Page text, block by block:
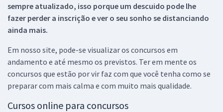
sempre atualizado, isso porque um descuido pode lhe
fazer perder a inscrição e ver o seu sonho se distanciando
ainda mais.
Em nosso site, pode-se visualizar os concursos em
andamento e até mesmo os previstos. Ter em mente os
concursos que estão por vir faz com que você tenha como se
preparar com mais calma e com muito mais qualidade.
Cursos online para concursos